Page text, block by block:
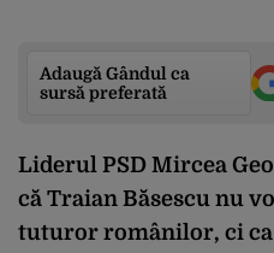
Adaugă Gândul ca
sursă preferată
Liderul PSD Mircea
că Traian Băsescu nu
tuturor românilor, ci ca